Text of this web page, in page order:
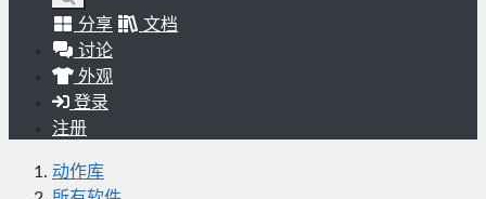
分享
文档
讨论
外观
登录
注册
动作库